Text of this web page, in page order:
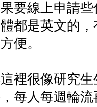
要線上申請
都是英文的
便。
裡很像研究
每人每週輪